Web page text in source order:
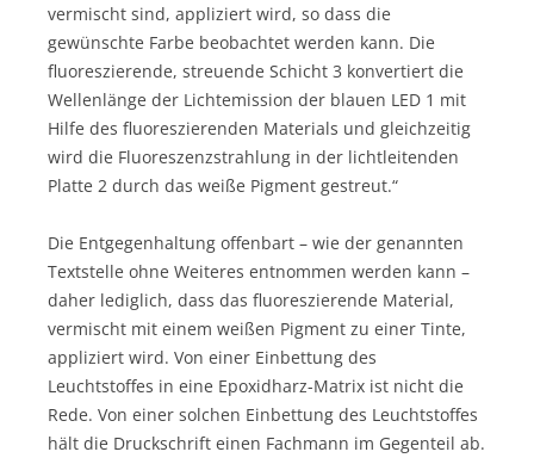
vermischt sind, appliziert wird, so dass die
gewünschte Farbe beobachtet werden kann. Die
fluoreszierende, streuende Schicht 3 konvertiert die
Wellenlänge der Lichtemission der blauen LED 1 mit
Hilfe des fluoreszierenden Materials und gleichzeitig
wird die Fluoreszenzstrahlung in der lichtleitenden
Platte 2 durch das weiße Pigment gestreut.“
Die Entgegenhaltung offenbart – wie der genannten
Textstelle ohne Weiteres entnommen werden kann –
daher lediglich, dass das fluoreszierende Material,
vermischt mit einem weißen Pigment zu einer Tinte,
appliziert wird. Von einer Einbettung des
Leuchtstoffes in eine Epoxidharz-Matrix ist nicht die
Rede. Von einer solchen Einbettung des Leuchtstoffes
hält die Druckschrift einen Fachmann im Gegenteil ab.